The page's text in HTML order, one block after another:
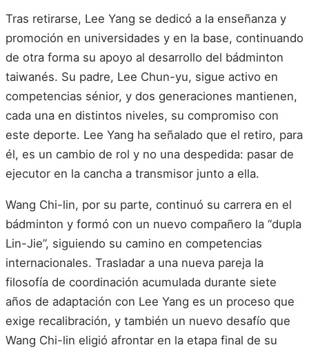
Tras retirarse, Lee Yang se dedicó a la enseñanza y
promoción en universidades y en la base, continuando
de otra forma su apoyo al desarrollo del bádminton
taiwanés. Su padre, Lee Chun-yu, sigue activo en
competencias sénior, y dos generaciones mantienen,
cada una en distintos niveles, su compromiso con
este deporte. Lee Yang ha señalado que el retiro, para
él, es un cambio de rol y no una despedida: pasar de
ejecutor en la cancha a transmisor junto a ella.
Wang Chi-lin, por su parte, continuó su carrera en el
bádminton y formó con un nuevo compañero la “dupla
Lin-Jie”, siguiendo su camino en competencias
internacionales. Trasladar a una nueva pareja la
filosofía de coordinación acumulada durante siete
años de adaptación con Lee Yang es un proceso que
exige recalibración, y también un nuevo desafío que
Wang Chi-lin eligió afrontar en la etapa final de su